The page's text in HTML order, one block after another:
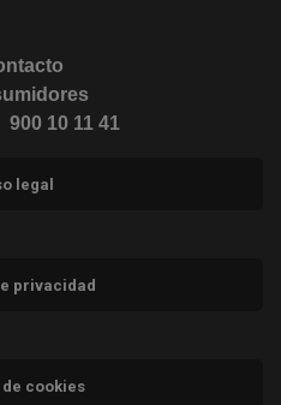
900 10 11 41
legal
privacidad
cookies